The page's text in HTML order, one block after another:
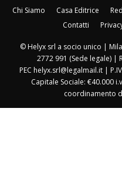
Chi Siamo Casa Editrice
Contatti
© Helyx srl a socio unico |
2772 991 (Sede legale) |
PEC helyx.srl@legalmail.it |
Capitale Sociale: €40.000
coordinamento